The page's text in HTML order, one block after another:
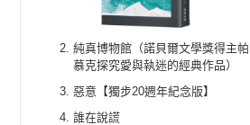
純真博物館（諾貝爾文學獎得主帕
慕克探究愛與執迷的經典作品）
惡意【獨步20週年紀念版】
誰在說謊